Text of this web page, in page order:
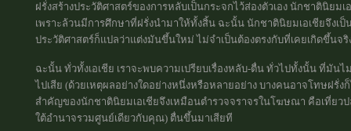
ฝรั่งสร้างประวัติศาสตร์ของการหลับเป็นกระจกไว้ส่องตัวเอง นักชาตินิยม
เพราะล้วนมีการศึกษาที่ฝรั่งนำมาให้ทั้งสิ้น ฉะนั้น นักชาตินิยมเอเชียจึงเ
ประวัติศาสตร์ก็แปลว่าแต่งมันขึ้นใหม่ ไม่จำเป็นต้องตรงกับที่เคยเกิดขึ้นจริ
ฉะนั้น ทั่วทั้งเอเชีย เราจะพบความเปรียบเรื่องหลับ-ตื่น ทั่วไปทั้งนั้น ที่มั
ไปเสีย (ด้วยเหตุผลอย่างใดอย่างหนึ่งหรือหลายอย่าง บางคนอาจโทษฝรั่
สำคัญของนักชาตินิยมเอเชียจึงเหมือนตำรวจจราจรในโฆษณา คือเที่ย
ใต้อำนาจรวมศูนย์เดียวกับคุณ) ตื่นขึ้นมาเสียที